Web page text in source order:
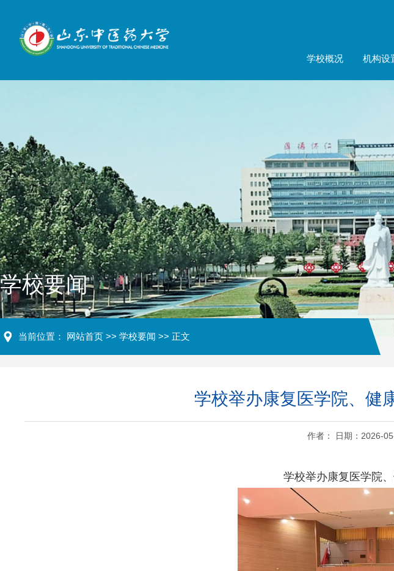
学校概况 机构设
学校要闻
当前位置： 网站首页 >> 学校要闻 >> 正文
学校举办康复医学院、健
作者： 日期：2026-
学校举办康复医学院